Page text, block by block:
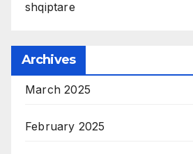
shqiptare
Archives
March 2025
February 2025